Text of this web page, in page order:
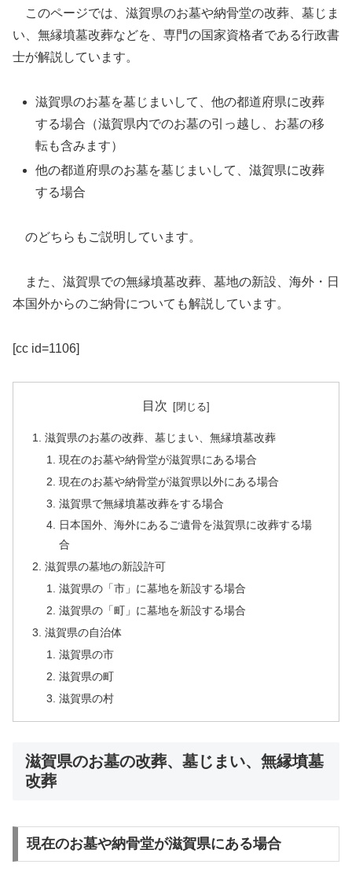
このページでは、滋賀県のお墓や納骨堂の改葬、墓じま
い、無縁墳墓改葬などを、専門の国家資格者である行政書
士が解説しています。
滋賀県のお墓を墓じまいして、他の都道府県に改葬
する場合（滋賀県内でのお墓の引っ越し、お墓の移
転も含みます）
他の都道府県のお墓を墓じまいして、滋賀県に改葬
する場合
のどちらもご説明しています。
また、滋賀県での無縁墳墓改葬、墓地の新設、海外・日
本国外からのご納骨についても解説しています。
[cc id=1106]
目次
滋賀県のお墓の改葬、墓じまい、無縁墳墓改葬
現在のお墓や納骨堂が滋賀県にある場合
現在のお墓や納骨堂が滋賀県以外にある場合
滋賀県で無縁墳墓改葬をする場合
日本国外、海外にあるご遺骨を滋賀県に改葬する場
合
滋賀県の墓地の新設許可
滋賀県の「市」に墓地を新設する場合
滋賀県の「町」に墓地を新設する場合
滋賀県の自治体
滋賀県の市
滋賀県の町
滋賀県の村
滋賀県のお墓の改葬、墓じまい、無縁墳墓
改葬
現在のお墓や納骨堂が滋賀県にある場合